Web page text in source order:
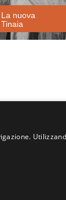
La nuova
Tinaia